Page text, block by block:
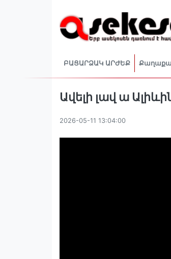
ԲԱՑԱՐՁԱԿ ԱՐԺԵՔ
Ավելի լավ ա
2026-05-11 13:04:00